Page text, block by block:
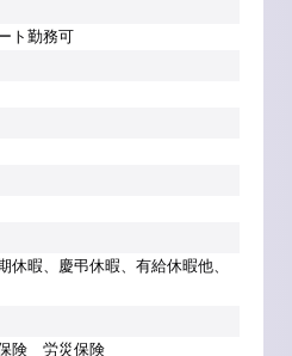
ト勤務可
休暇、慶弔休暇、有給休暇他、
険 労災保険